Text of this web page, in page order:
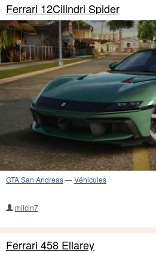
Ferrari 12Cilindri Spider
GTA San Andreas—Véhicules
milcin7
Ferrari 458 Ellarey